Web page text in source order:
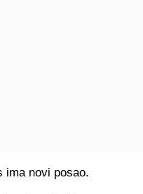
ima novi posao.